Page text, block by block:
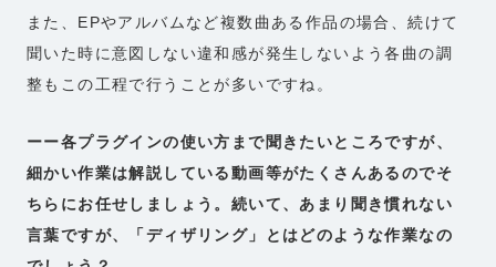
また、EPやアルバムなど複数曲ある作品の場合、続けて
聞いた時に意図しない違和感が発生しないよう各曲の調
整もこの工程で行うことが多いですね。
ーー各プラグインの使い方まで聞きたいところですが、
細かい作業は解説している動画等がたくさんあるのでそ
ちらにお任せしましょう。続いて、あまり聞き慣れない
言葉ですが、「ディザリング」とはどのような作業なの